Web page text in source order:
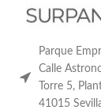
Parque
Calle
Torre 5,
41015